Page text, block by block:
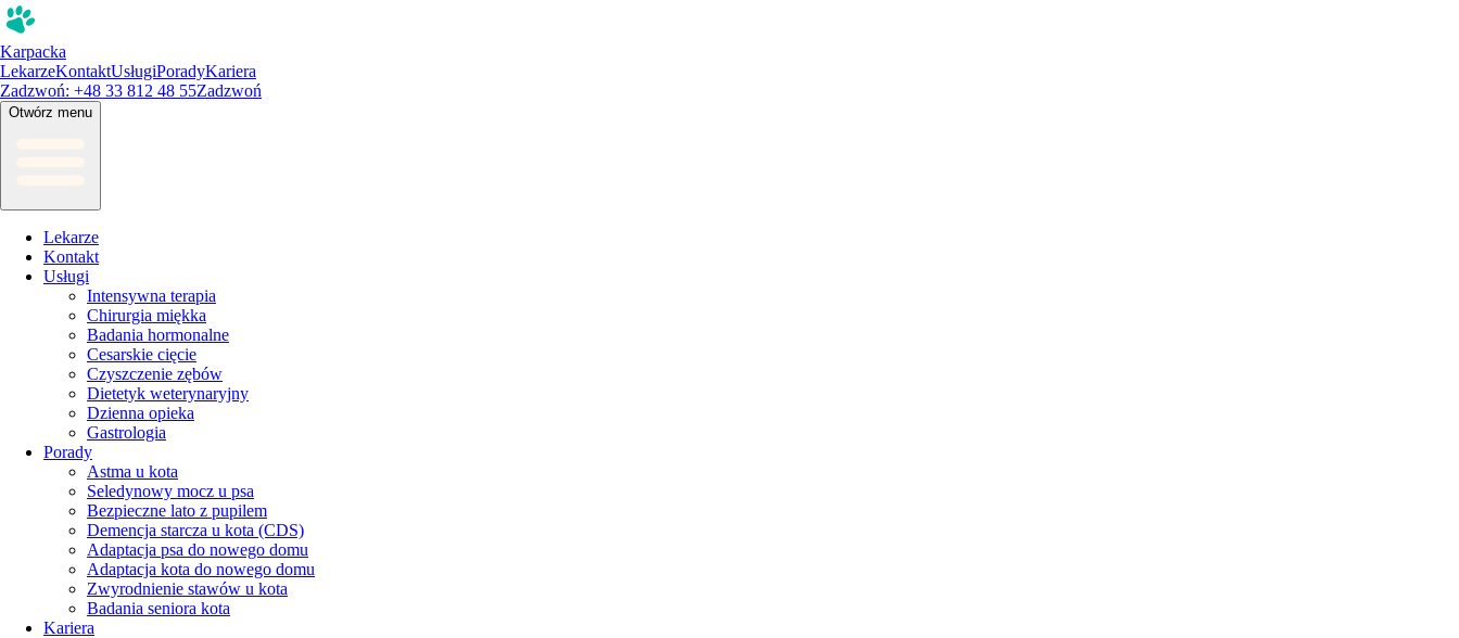
Karpacka
LekarzeKontaktUsługiPoradyKariera
Zadzwoń: +48 33 812 48 55Zadzwoń
Otwórz menu
Lekarze
Kontakt
Usługi
Intensywna terapia
Chirurgia miękka
Badania hormonalne
Cesarskie cięcie
Czyszczenie zębów
Dietetyk weterynaryjny
Dzienna opieka
Gastrologia
Porady
Astma u kota
Seledynowy mocz u psa
Bezpieczne lato z pupilem
Demencja starcza u kota (CDS)
Adaptacja psa do nowego domu
Adaptacja kota do nowego domu
Zwyrodnienie stawów u kota
Badania seniora kota
Kariera